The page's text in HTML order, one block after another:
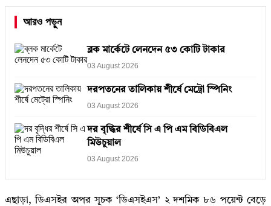
আরও পড়ুন
ব্লক মার্কেটে লেনদেন ৫৩ কোটি টাকার
03 August 2026
দরপতনের তালিকায় শীর্ষে মেট্রো স্পিনিং
03 August 2026
দর বৃদ্ধির শীর্ষে সি এ পি এম বিডিবিএল
মিউচুয়াল
03 August 2026
এছাড়া, ডিএসইর অপর সূচক ‘ডিএসইএস’ ২ দশমিক ৮৬ পয়েন্ট বেড়ে